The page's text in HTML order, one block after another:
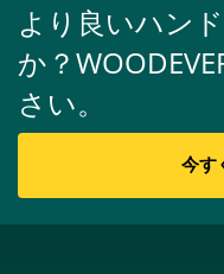
より良いハン
か？
さい。
今す